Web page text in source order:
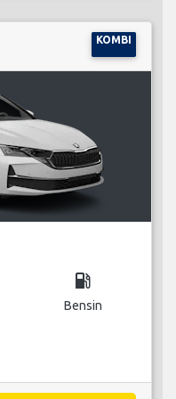
KOMBI
local_gas_station
Bensin